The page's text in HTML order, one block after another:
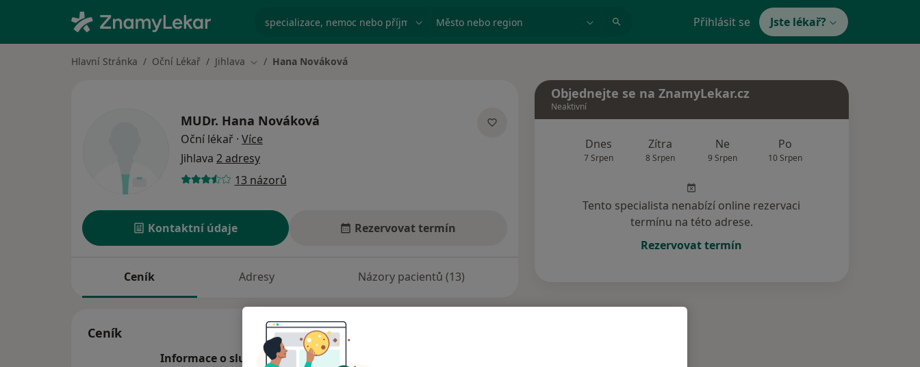
specializace, nemoc nebo příjmení Město nebo region Přihlásit se Jste lékař?
Hlavní Stránka Oční Lékař Jihlava Změna města
Hana Nováková
MUDr. Hana Nováková
Oční lékař · Více
Jihlava 2 adresy
13 názorů
Kontaktní údaje Rezervovat termín
Ceník Adresy Názory pacientů (13)
Ceník
Informace o službách a cenách nejsou k dispozici
Objednejte se na ZnamyLekar.cz
Neaktivní
Dnes
7 Srpen
Zítra
8 Srpen
Ne
9 Srpen
Po
10 Srpen
Tento specialista nenabízí online rezervaci
termínu na této adrese.
Rezervovat termín